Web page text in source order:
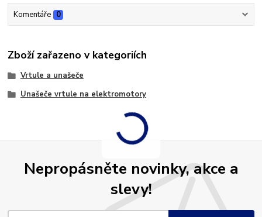
Komentáře 0
Zboží zařazeno v kategoriích
Vrtule a unašeče
Unašeče vrtule na elektromotory
Nepropásněte novinky, akce a
slevy!